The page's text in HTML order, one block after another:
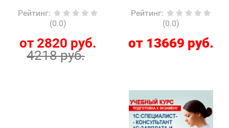
Рейтинг:
(0.0)
от 2820 руб.
4218 руб.
Рейтинг:
(0.0)
от 13669 руб.